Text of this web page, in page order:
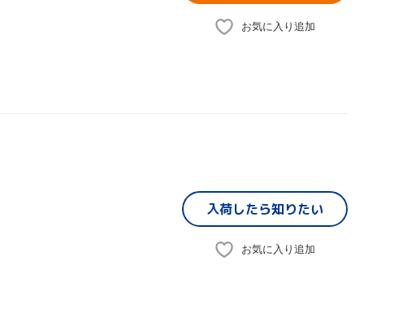
お気に入り追加
入荷したら知りたい
お気に入り追加